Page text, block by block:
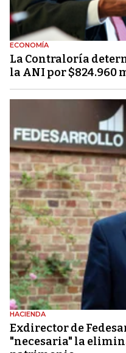
ECONOMÍA
La Contraloría
la ANI por $824.960
HACIENDA
Exdirector de
"necesaria" la